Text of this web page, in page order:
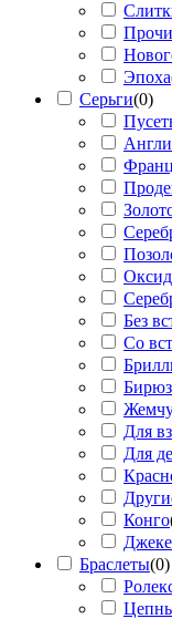
Эпоха
Серьги(0)
Без
Со
Для
Для
Конго
Браслеты(0)